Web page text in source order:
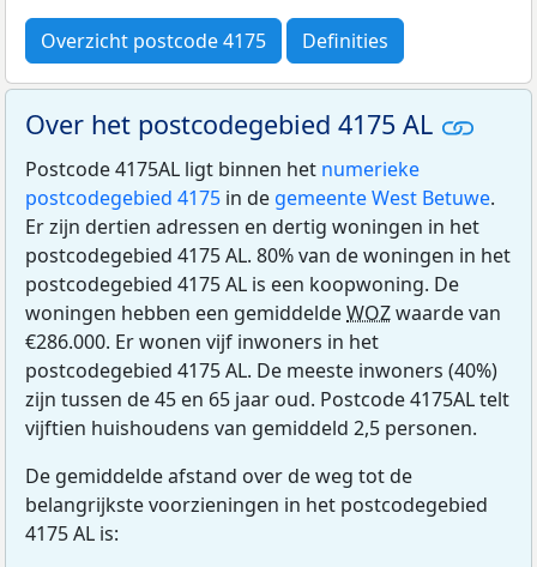
Overzicht postcode 4175 Definities
Over het postcodegebied 4175 AL
Postcode 4175AL ligt binnen het numerieke
postcodegebied 4175 in de gemeente West Betuwe.
Er zijn dertien adressen en dertig woningen in het
postcodegebied 4175 AL. 80% van de woningen in het
postcodegebied 4175 AL is een koopwoning. De
woningen hebben een gemiddeldeWOZwaarde van
€286.000. Er wonen vijf inwoners in het
postcodegebied 4175 AL. De meeste inwoners (40%)
zijn tussen de 45 en 65 jaar oud. Postcode 4175AL telt
vijftien huishoudens van gemiddeld 2,5 personen.
De gemiddelde afstand over de weg tot de
belangrijkste voorzieningen in het postcodegebied
4175 AL is: